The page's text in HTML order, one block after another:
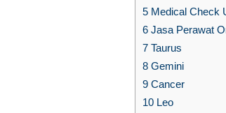
5 Medical Check
6 Jasa Perawat
7 Taurus
8 Gemini
9 Cancer
10 Leo